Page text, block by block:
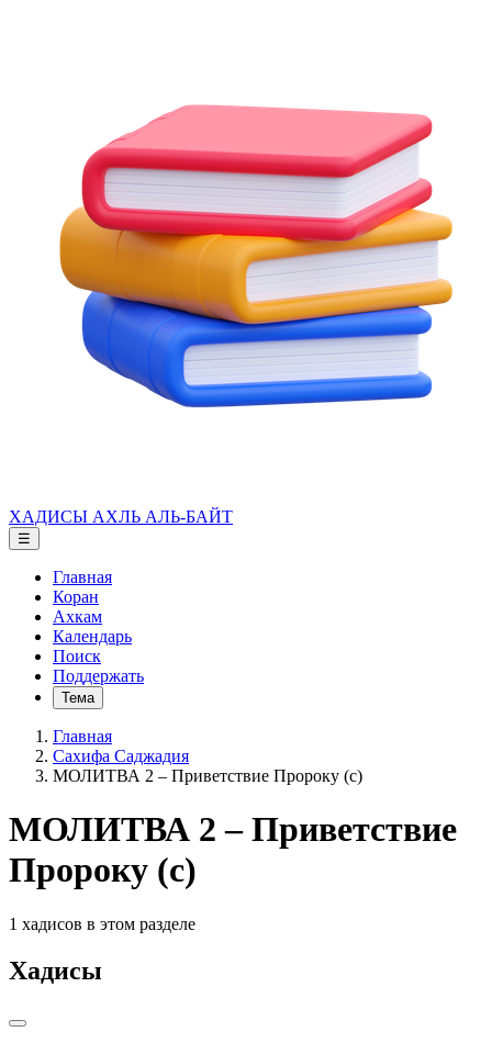
ХАДИСЫ АХЛЬ АЛЬ-БАЙТ
☰
Главная
Коран
Ахкам
Календарь
Поиск
Поддержать
Тема
Главная
Сахифа Саджадия
МОЛИТВА 2 – Приветствие Пророку (с)
МОЛИТВА 2 – Приветствие
Пророку (с)
1 хадисов в этом разделе
Хадисы